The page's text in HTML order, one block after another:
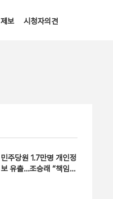
제보 시청자의견
민주당원 1.7만명 개인정
보 유출…조승래 “책임